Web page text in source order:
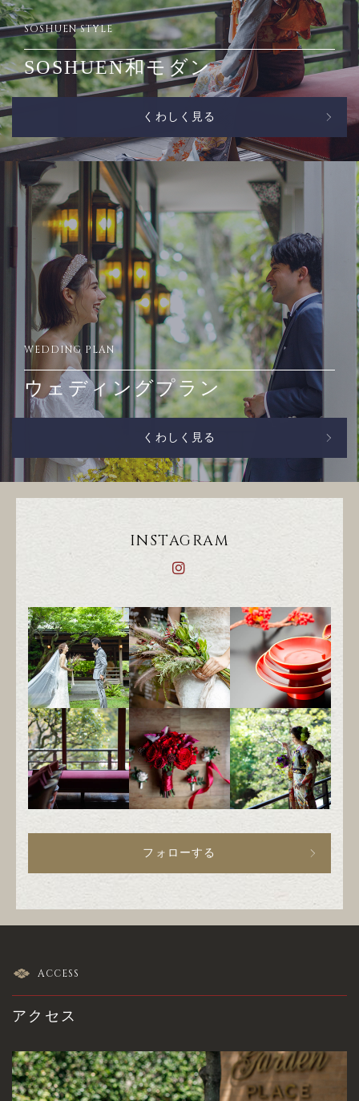
SOSHUEN STYLE
SOSHUEN和モダン
くわしく見る
WEDDING PLAN
ウェディングプラン
くわしく見る
INSTAGRAM
フォローする
ACCESS
アクセス